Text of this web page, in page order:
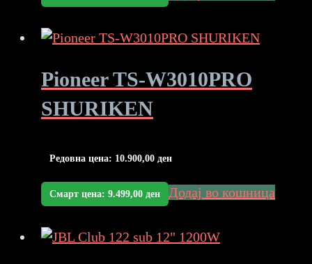
Pioneer TS-W3010PRO
SHURIKEN
Редовна цена: 10.900,00 ден
Смарт цена: 9.499,00 ден Додај во кошница